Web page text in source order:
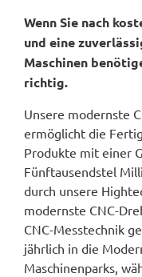
Wenn Sie nach
und eine
Maschinen
richtig.
Unsere modernste
ermöglicht die
Produkte mit einer
Fünftausendstel
durch unsere
modernste CNC-
CNC-Messtechnik
jährlich in die
Maschinenparks,